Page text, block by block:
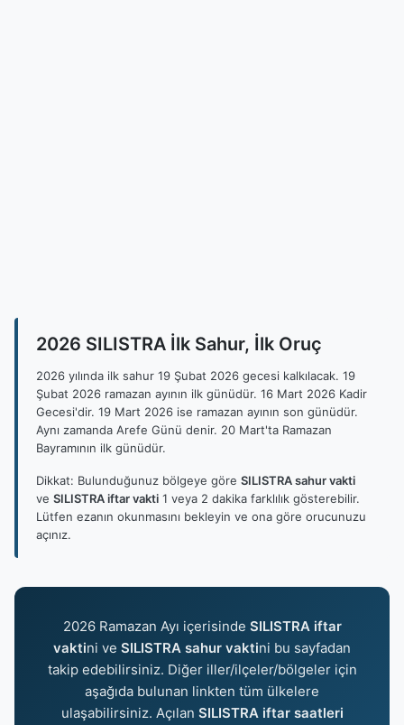
2026 SILISTRA İlk Sahur, İlk Oruç
2026 yılında ilk sahur 19 Şubat 2026 gecesi kalkılacak. 19
Şubat 2026 ramazan ayının ilk günüdür. 16 Mart 2026 Kadir
Gecesi'dir. 19 Mart 2026 ise ramazan ayının son günüdür.
Aynı zamanda Arefe Günü denir. 20 Mart'ta Ramazan
Bayramının ilk günüdür.
Dikkat: Bulunduğunuz bölgeye göre SILISTRA sahur vakti
ve SILISTRA iftar vakti 1 veya 2 dakika farklılık gösterebilir.
Lütfen ezanın okunmasını bekleyin ve ona göre orucunuzu
açınız.
2026 Ramazan Ayı içerisinde SILISTRA iftar
vaktini ve SILISTRA sahur vaktini bu sayfadan
takip edebilirsiniz. Diğer iller/ilçeler/bölgeler için
aşağıda bulunan linkten tüm ülkelere
ulaşabilirsiniz. Açılan SILISTRA iftar saatleri